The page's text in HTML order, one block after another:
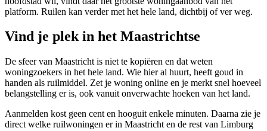
platform. Ruilen kan verder met het hele land, dichtbij of ver weg.
Vind je plek in het Maastrichtse
De sfeer van Maastricht is niet te kopiëren en dat weten
woningzoekers in het hele land. Wie hier al huurt, heeft goud in
handen als ruilmiddel. Zet je woning online en je merkt snel hoeveel
belangstelling er is, ook vanuit onverwachte hoeken van het land.
Aanmelden kost geen cent en hooguit enkele minuten. Daarna zie je
direct welke ruilwoningen er in Maastricht en de rest van Limburg